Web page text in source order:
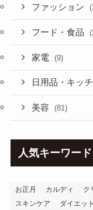
ファッション
フード・食品
家電 (9)
日用品・キッ
美容 (81)
人気キーワード
お正月 カルディ ク
スキンケア
ダイエット